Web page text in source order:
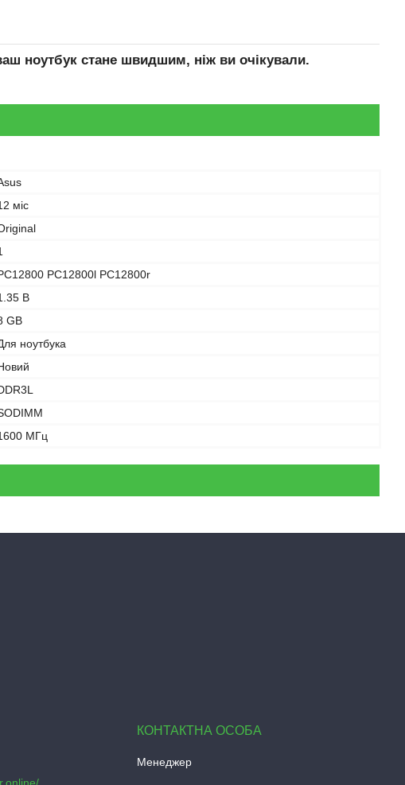
ноутбук стане швидшим, ніж ви очікували.
міс
PC12800l PC12800r
В
GB
ноутбука
МГц
Менеджер